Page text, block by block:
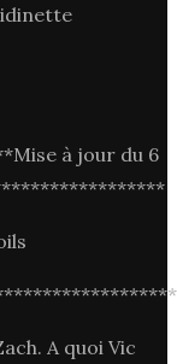
à jour du 6
A quoi Vic